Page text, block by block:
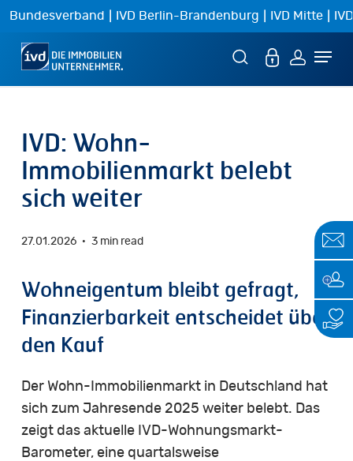
Skip
main
Bundesverband | IVD Berlin-Brandenburg | IVD Mitte |
IVD: Wohn-
Immobilienmarkt belebt
sich weiter
27.01.2026 3 min read
Wohneigentum bleibt gefragt,
Finanzierbarkeit entscheidet über
den Kauf
Der Wohn-Immobilienmarkt in Deutschland hat
sich zum Jahresende 2025 weiter belebt. Das
zeigt das aktuelle IVD-Wohnungsmarkt-
Barometer, eine quartalsweise